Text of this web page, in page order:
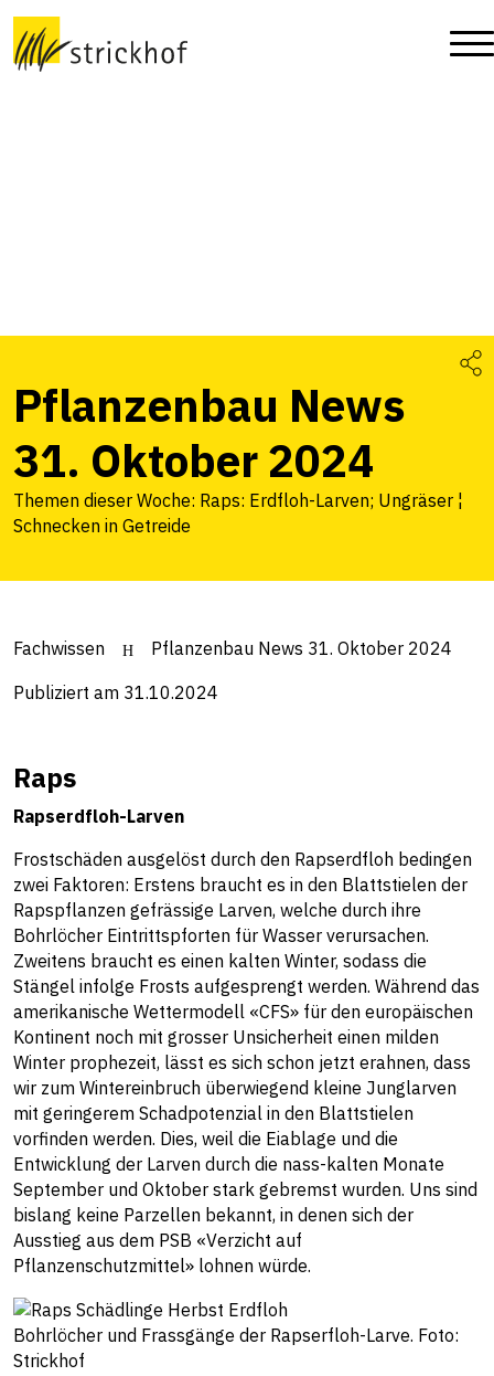
Pflanzenbau News
31. Oktober 2024
Themen dieser Woche: Raps: Erdfloh-Larven; Ungräser ¦
Schnecken in Getreide
Fachwissen Pflanzenbau News 31. Oktober 2024
Publiziert am 31.10.2024
Raps
Rapserdfloh-Larven
Frostschäden ausgelöst durch den Rapserdfloh bedingen
zwei Faktoren: Erstens braucht es in den Blattstielen der
Rapspflanzen gefrässige Larven, welche durch ihre
Bohrlöcher Eintrittspforten für Wasser verursachen.
Zweitens braucht es einen kalten Winter, sodass die
Stängel infolge Frosts aufgesprengt werden. Während das
amerikanische Wettermodell «CFS» für den europäischen
Kontinent noch mit grosser Unsicherheit einen milden
Winter prophezeit, lässt es sich schon jetzt erahnen, dass
wir zum Wintereinbruch überwiegend kleine Junglarven
mit geringerem Schadpotenzial in den Blattstielen
vorfinden werden. Dies, weil die Eiablage und die
Entwicklung der Larven durch die nass-kalten Monate
September und Oktober stark gebremst wurden. Uns sind
bislang keine Parzellen bekannt, in denen sich der
Ausstieg aus dem PSB «Verzicht auf
Pflanzenschutzmittel» lohnen würde.
Bohrlöcher und Frassgänge der Rapserfloh-Larve. Foto:
Strickhof